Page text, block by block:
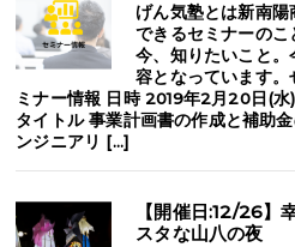
げん気塾とは新南
できるセミナーの
今、知りたいこと
容となっています
ミナー情報 日時 2019年2月20日(
タイトル 事業計画書の作成と補助
ンジニアリ […]
【開催日:12/26】
スタな山八の夜